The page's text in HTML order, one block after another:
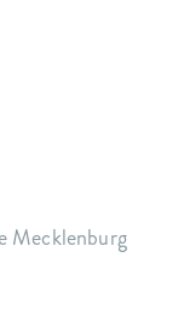
Mecklenburg